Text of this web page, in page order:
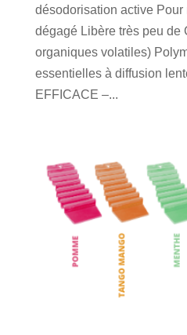
désodorisation active Pour
dégagé Libère très peu de
organiques volatiles)
essentielles à diffusion
EFFICACE –...